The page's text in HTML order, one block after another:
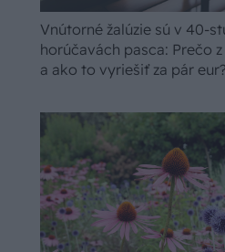
Vnútorné žalúzie sú v 40-
horúčavách pasca: Prečo
a ako to vyriešiť za pár eur?